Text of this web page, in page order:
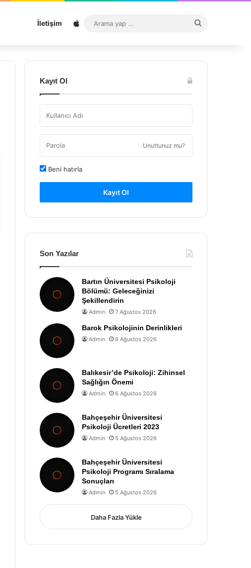
İletişim Sitemap
...
Kayıt Ol
Unuttunuz mu?
Beni hatırla
Kayıt Ol
Son Yazılar
Bartın Üniversitesi Psikoloji
Bölümü: Geleceğinizi
Şekillendirin
Admin 7 Ağustos 2026
Barok Psikolojinin Derinlikleri
Admin 6 Ağustos 2026
Balıkesir’de Psikoloji: Zihinsel
Sağlığın Önemi
Admin 6 Ağustos 2026
Bahçeşehir Üniversitesi
Psikoloji Ücretleri 2023
Admin 5 Ağustos 2026
Bahçeşehir Üniversitesi
Psikoloji Programı Sıralama
Sonuçları
Admin 5 Ağustos 2026
Daha Fazla Yükle